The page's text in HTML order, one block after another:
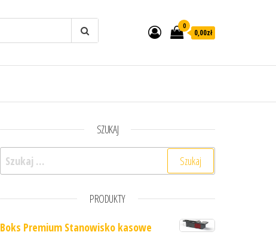
0
0,00zł
SZUKAJ
Szukaj:
PRODUKTY
Boks Premium Stanowisko kasowe